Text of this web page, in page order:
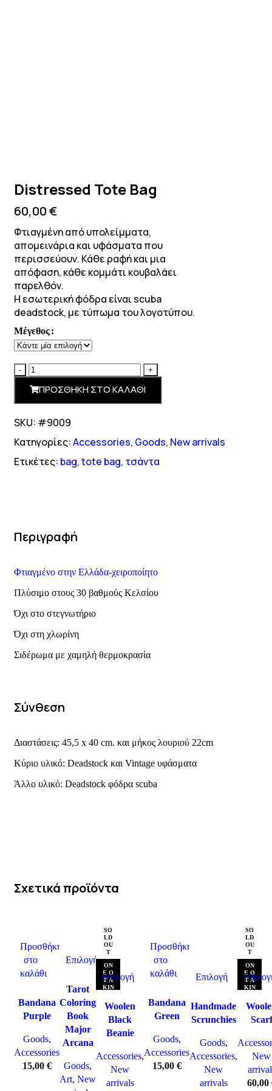
Distressed Tote Bag
60,00€
Φτιαγμένη από υπολείμματα,
απομεινάρια και υφάσματα που
περισσεύουν. Κάθε ραφή και μια
απόφαση, κάθε κομμάτι κουβαλάει
παρελθόν.
Η εσωτερική φόδρα είναι scuba
deadstock, με τύπωμα του λογοτύπου.
Μέγεθος
ΠΡΟΣΘΗΚΗ ΣΤΟ ΚΑΛΑΘΙ
SKU: #9009
Κατηγορίες:Accessories, Goods, New arrivals
Ετικέτες: bag,tote bag, τσάντα
Περιγραφή
Φτιαγμένο στην Ελλάδα-χειροποίητο
Πλύσιμο στους 30 βαθμούς Κελσίου
Όχι στο στεγνωτήριο
Όχι στη χλωρίνη
Σιδέρωμα με χαμηλή θερμοκρασία
Σύνθεση
Διαστάσεις: 45,5 x 40 cm. και μήκος λουριού 22cm
Κύριο υλικό: Deadstock και Vintage υφάσματα
Άλλο υλικό: Deadstock φόδρα scuba
Σχετικά προϊόντα
Προσθήκη
στο
καλάθι
Bandana
Purple
Goods,
Accessories
15,00 €
Επιλογή
Tarot
Coloring
Book
Major
Arcana
Goods,
Art, New
SO
LD
OU
T
ON
E O
F A
KIN
Επιλογή
Woolen
Black
Beanie
Accessories,
New
arrivals
Προσθήκη
στο
καλάθι
Bandana
Green
Goods,
Accessories
15,00 €
Επιλογή
Handmade
Scrunchies
Goods,
Accessories,
New
arrivals
SO
LD
OU
T
ON
E O
F A
KIN
Scarf
New
60,00